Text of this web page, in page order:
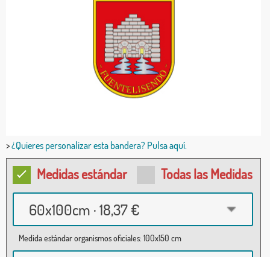
>¿Quieres personalizar esta bandera? Pulsa aquí.
Medidas estándar Todas las Medidas
60x100cm · 18,37 €
Medida estándar organismos oficiales: 100x150 cm